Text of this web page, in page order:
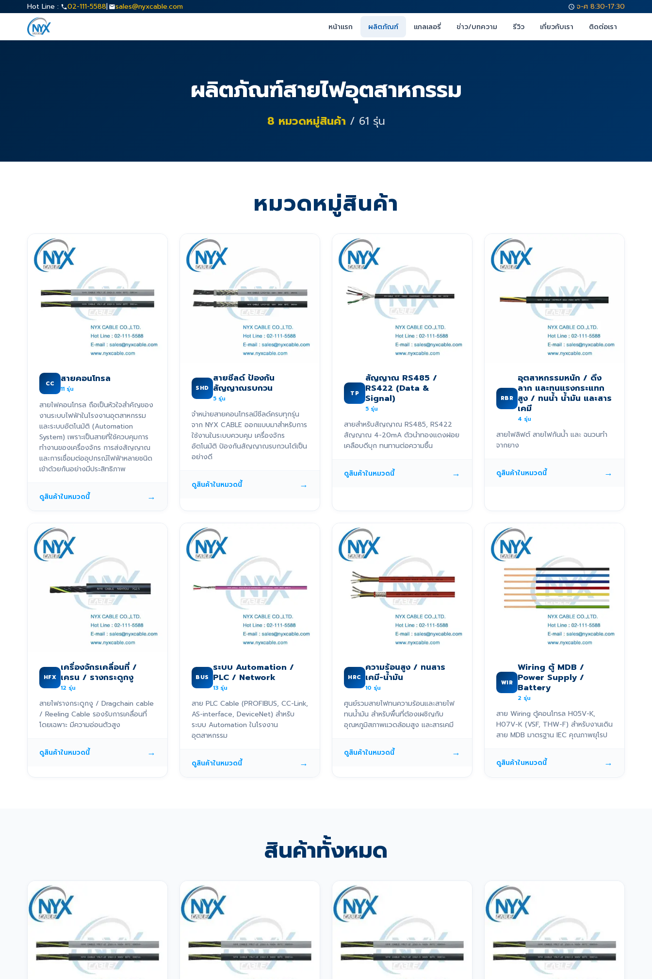
Hot Line : 02-111-5588| sales@nyxcable.com
จ-ศ 8:30-17:30
หน้าแรก
ผลิตภัณฑ์ แกลเลอรี่ ข่าว/บทความ รีวิว เกี่ยวกับเรา ติดต่อเรา
ผลิตภัณฑ์สายไฟอุตสาหกรรม
8 หมวดหมู่สินค้า / 61 รุ่น
หมวดหมู่สินค้า
CC สายคอนโทรล
11 รุ่น
สายไฟคอนโทรล ถือเป็นหัวใจสำคัญของ
งานระบบไฟฟ้าในโรงงานอุตสาหกรรม
และระบบอัตโนมัติ (Automation
System) เพราะเป็นสายที่ใช้ควบคุมการ
ทำงานของเครื่องจักร การส่งสัญญาณ
และการเชื่อมต่ออุปกรณ์ไฟฟ้าหลายชนิด
เข้าด้วยกันอย่างมีประสิทธิภาพ
ดูสินค้าในหมวดนี้ →
SHD
สายชีลด์ ป้องกัน
สัญญาณรบกวน
5 รุ่น
จำหน่ายสายคอนโทรลมีชีลด์ครบทุกรุ่น
จาก NYX CABLE ออกแบบมาสำหรับการ
ใช้งานในระบบควบคุม เครื่องจักร
อัตโนมัติ ป้องกันสัญญาณรบกวนได้เป็น
อย่างดี
ดูสินค้าในหมวดนี้ →
TP
สัญญาณ RS485 /
RS422 (Data &
Signal)
5 รุ่น
สายสำหรับสัญญาณ RS485, RS422
สัญญาณ 4-20mA ตัวนำทองแดงฝอย
เคลือบดีบุก ทนทานต่อความชื้น
ดูสินค้าในหมวดนี้ →
RBR
อุตสาหกรรมหนัก / ดึง
ลาก และทนแรงกระแทก
สูง / ทนน้ำ น้ำมัน และสาร
เคมี
4 รุ่น
สายไฟลิฟต์ สายไฟกันน้ำ และ ฉนวนทำ
จากยาง
ดูสินค้าในหมวดนี้ →
HFX
เครื่องจักรเคลื่อนที่ /
เครน / รางกระดูกงู
12 รุ่น
สายไฟรางกระดูกงู / Dragchain cable
/ Reeling Cable รองรับการเคลื่อนที่
โดยเฉพาะ มีความอ่อนตัวสูง
ดูสินค้าในหมวดนี้ →
BUS
ระบบ Automation /
PLC / Network
13 รุ่น
สาย PLC Cable (PROFIBUS, CC-Link,
AS-interface, DeviceNet) สำหรับ
ระบบ Automation ในโรงงาน
อุตสาหกรรม
ดูสินค้าในหมวดนี้ →
HRC
ความร้อนสูง / ทนสาร
เคมี-น้ำมัน
10 รุ่น
ศูนย์รวมสายไฟทนความร้อนและสายไฟ
ทนน้ำมัน สำหรับพื้นที่ต้องเผชิญกับ
อุณหภูมิสภาพแวดล้อมสูง และสารเคมี
ดูสินค้าในหมวดนี้ →
WIR
Wiring ตู้ MDB /
Power Supply /
Battery
2 รุ่น
สาย Wiring ตู้คอนโทรล H05V-K,
H07V-K (VSF, THW-F) สำหรับงานเดิน
สาย MDB มาตรฐาน IEC คุณภาพยุโรป
ดูสินค้าในหมวดนี้ →
สินค้าทั้งหมด